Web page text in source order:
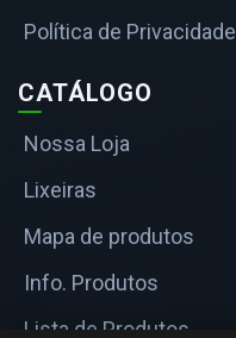
Política de Privacidade
CATÁLOGO
Nossa Loja
Lixeiras
Mapa de produtos
Info. Produtos
Lista de Produtos